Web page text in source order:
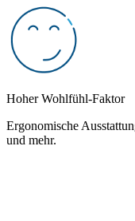
Hoher Wohlfühl-Faktor
Ergonomische
und mehr.